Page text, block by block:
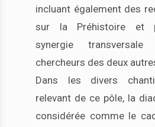
incluant également des
sur la Préhistoire et
synergie
chercheurs des deux
Dans les divers
relevant de ce pôle, la
considérée comme le